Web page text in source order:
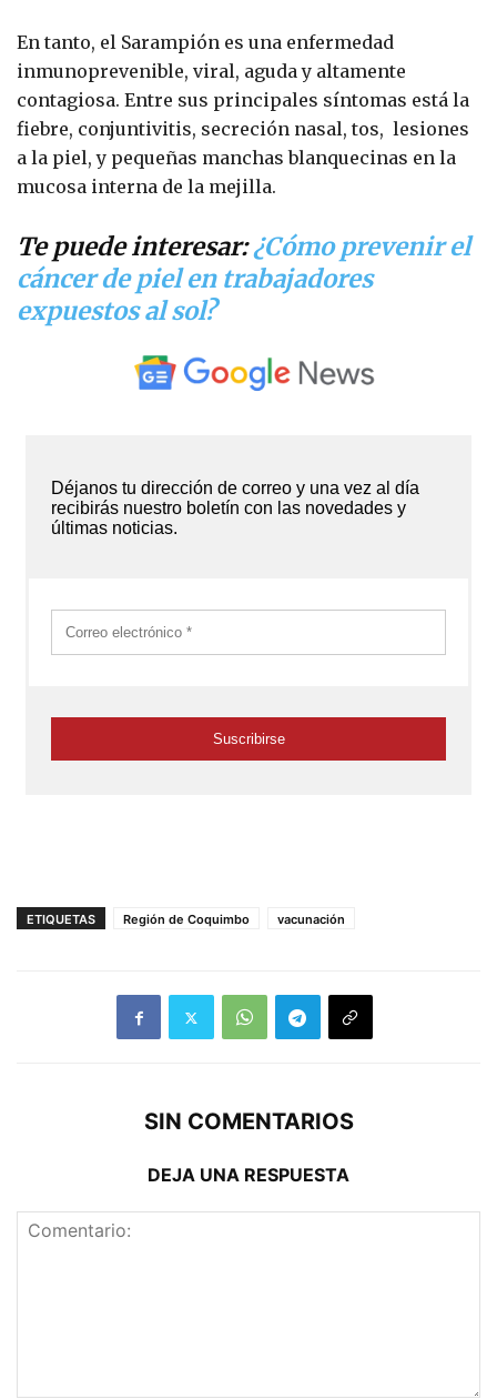
En tanto, el Sarampión es una enfermedad
inmunoprevenible, viral, aguda y altamente
contagiosa. Entre sus principales síntomas está la
fiebre, conjuntivitis, secreción nasal, tos, lesiones
a la piel, y pequeñas manchas blanquecinas en la
mucosa interna de la mejilla.
Te puede interesar:¿Cómo prevenir el
cáncer de piel en trabajadores
expuestos al sol?
ETIQUETAS Región de Coquimbo vacunación
SIN COMENTARIOS
DEJA UNA RESPUESTA